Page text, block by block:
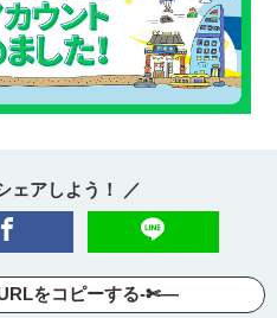
ェアしよう！ ／
をコピーする-✄—